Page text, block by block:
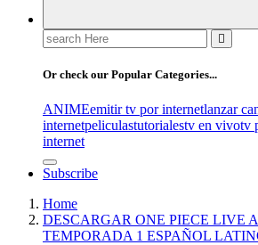
Search
for:
Or check our Popular Categories...
ANIMEemitir tv por internetlanzar
internetpeliculastutorialestv en vivotv
internet
Subscribe
Home
DESCARGAR ONE PIECE LIVE
TEMPORADA 1 ESPAÑOL